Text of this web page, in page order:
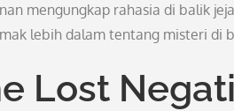
mengungkap rahasia di balik
lebih dalam tentang misteri di
Lost